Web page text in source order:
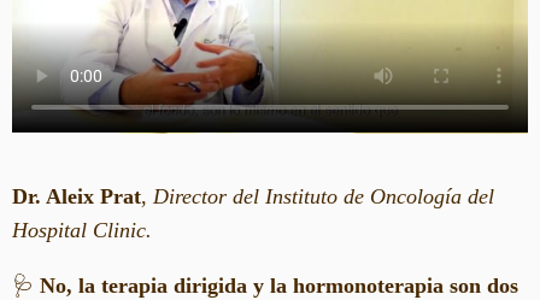
Dr. Aleix Prat, Director del Instituto de Oncología del
Hospital Clinic.
🩺 No, la terapia dirigida y la hormonoterapia son dos